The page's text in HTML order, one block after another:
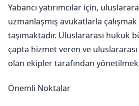
Yabancı yatırımcılar için,
uzmanlaşmış avukatlarla
taşımaktadır. Uluslararası hukuk
çapta hizmet veren ve
olan ekipler tarafından
Önemli Noktalar